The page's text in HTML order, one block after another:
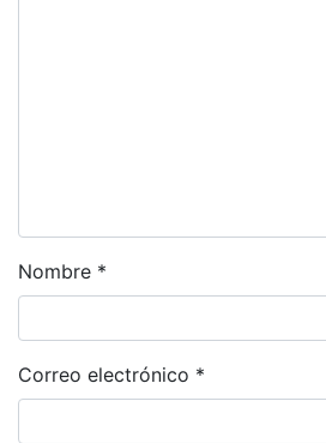
Nombre *
Correo electrónico *